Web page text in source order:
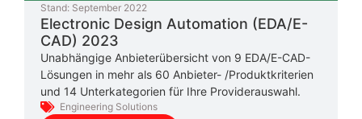
Stand: September 2022
Electronic Design Automation (EDA/E-
CAD) 2023
Unabhängige Anbieterübersicht von 9 EDA/E-CAD-
Lösungen in mehr als 60 Anbieter- /Produktkriterien
und 14 Unterkategorien für Ihre Providerauswahl.
Engineering Solutions